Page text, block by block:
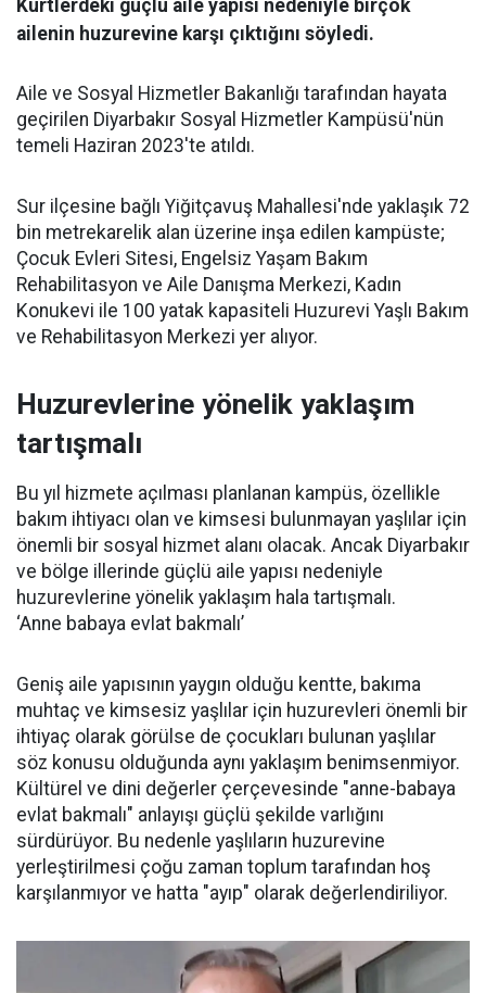
Kürtlerdeki güçlü aile yapısı nedeniyle birçok
ailenin huzurevine karşı çıktığını söyledi.
Aile ve Sosyal Hizmetler Bakanlığı tarafından hayata
geçirilen Diyarbakır Sosyal Hizmetler Kampüsü'nün
temeli Haziran 2023'te atıldı.
Sur ilçesine bağlı Yiğitçavuş Mahallesi'nde yaklaşık 72
bin metrekarelik alan üzerine inşa edilen kampüste;
Çocuk Evleri Sitesi, Engelsiz Yaşam Bakım
Rehabilitasyon ve Aile Danışma Merkezi, Kadın
Konukevi ile 100 yatak kapasiteli Huzurevi Yaşlı Bakım
ve Rehabilitasyon Merkezi yer alıyor.
Huzurevlerine yönelik yaklaşım
tartışmalı
Bu yıl hizmete açılması planlanan kampüs, özellikle
bakım ihtiyacı olan ve kimsesi bulunmayan yaşlılar için
önemli bir sosyal hizmet alanı olacak. Ancak Diyarbakır
ve bölge illerinde güçlü aile yapısı nedeniyle
huzurevlerine yönelik yaklaşım hala tartışmalı.
‘Anne babaya evlat bakmalı’
Geniş aile yapısının yaygın olduğu kentte, bakıma
muhtaç ve kimsesiz yaşlılar için huzurevleri önemli bir
ihtiyaç olarak görülse de çocukları bulunan yaşlılar
söz konusu olduğunda aynı yaklaşım benimsenmiyor.
Kültürel ve dini değerler çerçevesinde "anne-babaya
evlat bakmalı" anlayışı güçlü şekilde varlığını
sürdürüyor. Bu nedenle yaşlıların huzurevine
yerleştirilmesi çoğu zaman toplum tarafından hoş
karşılanmıyor ve hatta "ayıp" olarak değerlendiriliyor.